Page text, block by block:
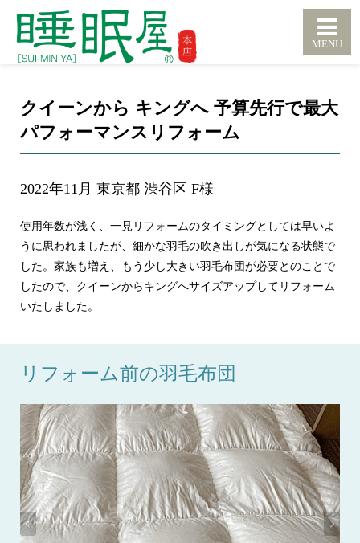
クイーンから キングへ 予算先行で最大
パフォーマンスリフォーム
2022年11月 東京都 渋谷区 F様
使用年数が浅く、一見リフォームのタイミングとしては早いよ
うに思われましたが、細かな羽毛の吹き出しが気になる状態で
した。家族も増え、もう少し大きい羽毛布団が必要とのことで
したので、クイーンからキングへサイズアップしてリフォーム
いたしました。
リフォーム前の羽毛布団